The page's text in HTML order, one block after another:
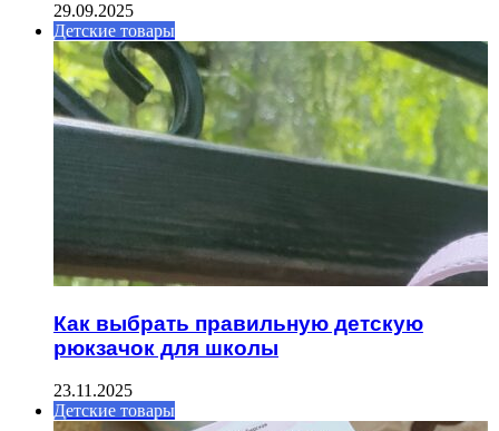
29.09.2025
Детские товары
Как выбрать правильную детскую
рюкзачок для школы
23.11.2025
Детские товары